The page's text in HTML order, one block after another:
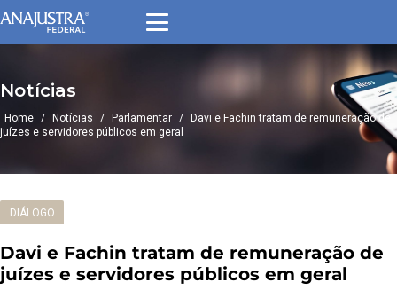
Notícias
Home / Notícias / Parlamentar /
Davi e Fachin tratam de remuneração de
juízes e servidores públicos em geral
DIÁLOGO
Davi e Fachin tratam de remuneração de
juízes e servidores públicos em geral